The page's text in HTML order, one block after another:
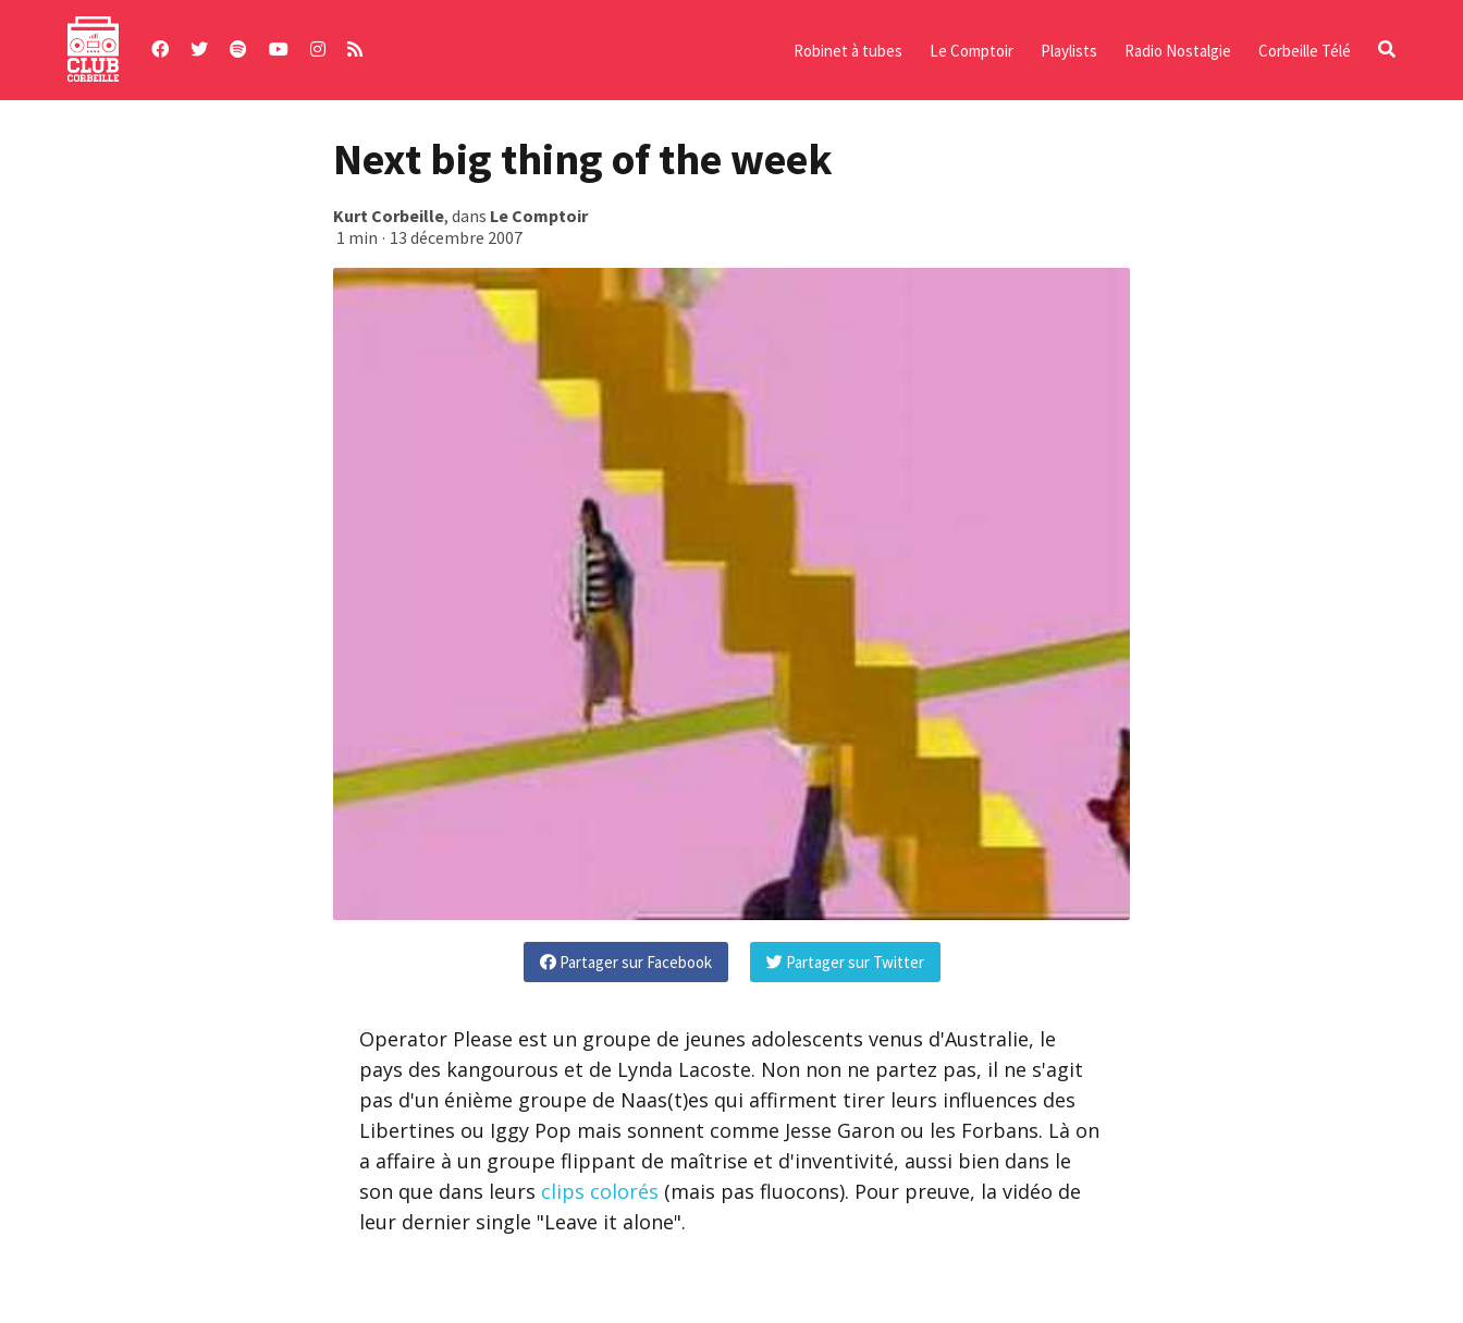
Robinet à tubes Le Comptoir Playlists Radio Nostalgie Corbeille Télé
Next big thing of the week
Kurt Corbeille, dans Le Comptoir
1 min · 13 décembre 2007
Partager sur Facebook Partager sur Twitter
Operator Please est un groupe de jeunes adolescents venus d'Australie, le
pays des kangourous et de Lynda Lacoste. Non non ne partez pas, il ne s'agit
pas d'un énième groupe de Naas(t)es qui affirment tirer leurs influences des
Libertines ou Iggy Pop mais sonnent comme Jesse Garon ou les Forbans. Là on
a affaire à un groupe flippant de maîtrise et d'inventivité, aussi bien dans le
son que dans leurs clips colorés (mais pas fluocons). Pour preuve, la vidéo de
leur dernier single "Leave it alone".